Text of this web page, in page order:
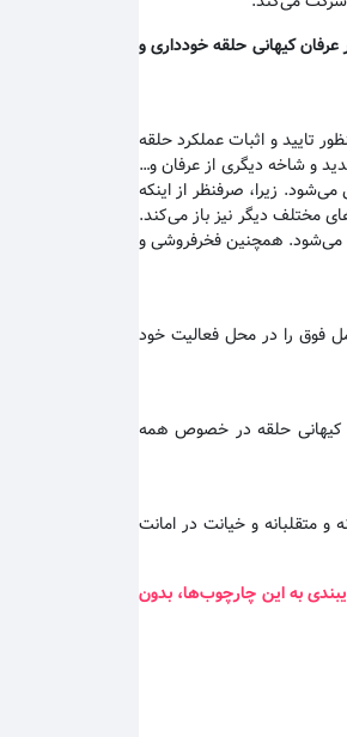
کیهانی حلقه خودداری و
تایید و اثبات عملکرد حلقه
و شاخه دیگری از عرفان و…
زیرا، صرفنظر از اینکه
مختلف دیگر نیز باز می‌کند.
می‌شود. همچنین فخرفروشی و
فوق را در محل فعالیت خود
کیهانی حلقه در خصوص همه
متقلبانه و خیانت در امانت
به این چارچوب‌ها، بدون